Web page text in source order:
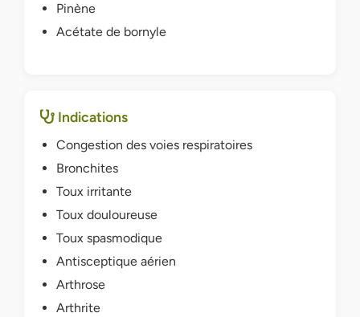
Pinène
Acétate de bornyle
Indications
Congestion des voies respiratoires
Bronchites
Toux irritante
Toux douloureuse
Toux spasmodique
Antisceptique aérien
Arthrose
Arthrite